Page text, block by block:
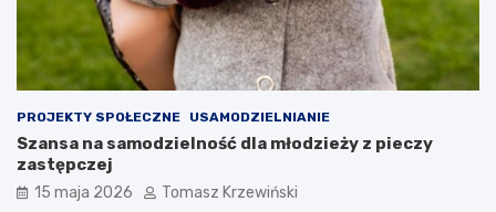
PROJEKTY SPOŁECZNE USAMODZIELNIANIE
Szansa na samodzielność dla młodzieży z pieczy
zastępczej
15 maja 2026 Tomasz Krzewiński